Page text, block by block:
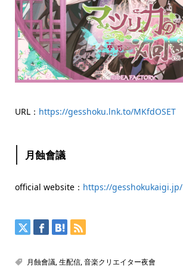
URL： https://gesshoku.lnk.to/MKfdOSET
月蝕會議
official website： https://gesshokukaigi.jp/
月蝕會議,生配信,音楽クリエイター夜會